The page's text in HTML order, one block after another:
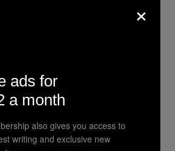
perché sono sempre×
ads for
a month
also gives you access to
writing and exclusive new